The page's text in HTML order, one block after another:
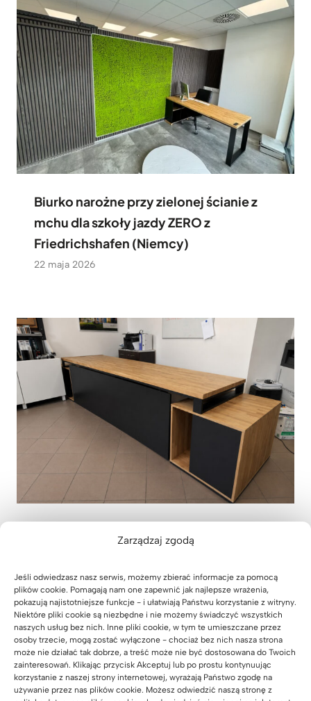
Zarządzaj zgodą
Jeśli odwiedzasz nasz serwis, możemy zbierać informacje za pomocą
plików cookie. Pomagają nam one zapewnić jak najlepsze wrażenia,
pokazują najistotniejsze funkcje - i ułatwiają Państwu korzystanie z witryny.
Niektóre pliki cookie są niezbędne i nie możemy świadczyć wszystkich
naszych usług bez nich. Inne pliki cookie, w tym te umieszczane przez
osoby trzecie, mogą zostać wyłączone - chociaż bez nich nasza strona
może nie działać tak dobrze, a treść może nie być dostosowana do Twoich
zainteresowań. Klikając przycisk Akceptuj lub po prostu kontynuując
korzystanie z naszej strony internetowej, wyrażają Państwo zgodę na
używanie przez nas plików cookie. Możesz odwiedzić naszą stronę z
Biurko narożne przy zielonej ścianie z
mchu dla szkoły jazdy ZERO z
Friedrichshafen (Niemcy)
22 maja 2026
okiennej AR-MOT z Wołomina
(niedaleko Warszawy)
21 maja 2026